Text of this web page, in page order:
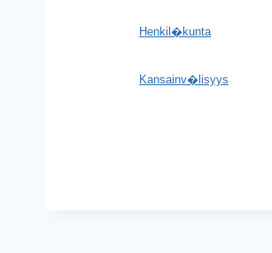
Henkil�kunta
Kansainv�lisyys